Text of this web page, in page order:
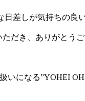
差しが気持ちの良
ただき、ありがとう
になる”YOHEI